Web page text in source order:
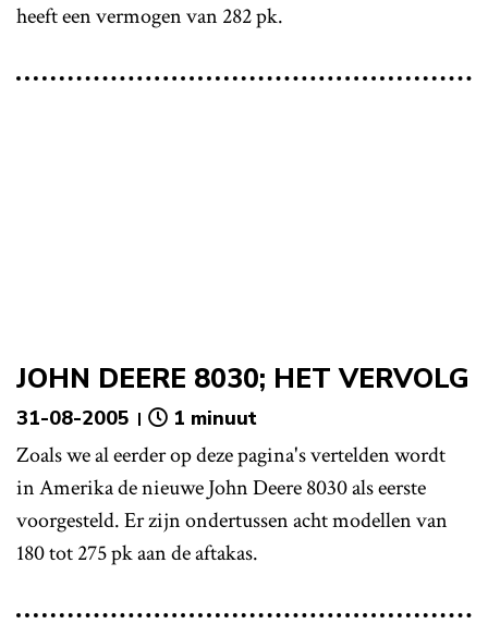
heeft een vermogen van 282 pk.
JOHN DEERE 8030; HET VERVOLG
31-08-2005 1 minuut
Zoals we al eerder op deze pagina's vertelden wordt
in Amerika de nieuwe John Deere 8030 als eerste
voorgesteld. Er zijn ondertussen acht modellen van
180 tot 275 pk aan de aftakas.